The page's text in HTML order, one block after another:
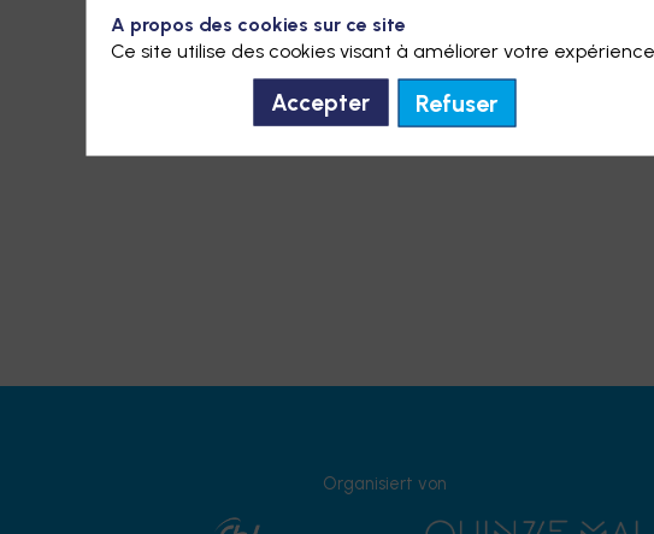
Organisiert von
A propos des cookies sur ce site
Ce site utilise des cookies visant à améliorer votre
Accepter Refuser